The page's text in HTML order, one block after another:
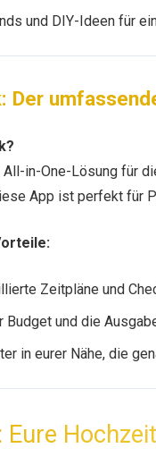
und DIY-Ideen für
Der
in-One-Lösung für
App ist perfekt für
Zeitpläne und
Budget und die
in eurer Nähe, die
Eure